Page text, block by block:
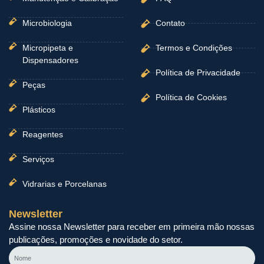
Microbiologia
Micropipeta e
Dispensadores
Peças
Plásticos
Reagentes
Serviços
Vidrarias e Porcelanas
Contato
Termos e Condições
Política de Privacidade
Política de Cookies
Newsletter
Assine nossa Newsletter para receber em primeira mão nossas
publicações, promoções e novidade do setor.
Nome